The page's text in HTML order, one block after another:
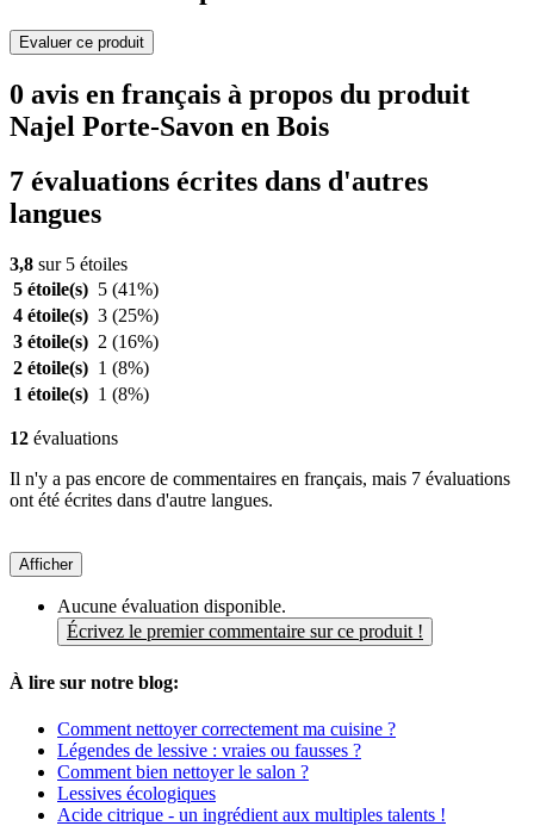
Evaluer ce produit
0 avis en français à propos du produit
Najel Porte-Savon en Bois
7 évaluations écrites dans d'autres
langues
3,8 sur 5 étoiles
5 étoile(s) 5 (41%)
4 étoile(s) 3 (25%)
3 étoile(s) 2 (16%)
2 étoile(s) 1 (8%)
1 étoile(s) 1 (8%)
12 évaluations
Il n'y a pas encore de commentaires en français, mais 7 évaluations
ont été écrites dans d'autre langues.
Afficher
Aucune évaluation disponible.
Écrivez le premier commentaire sur ce produit !
À lire sur notre blog:
Comment nettoyer correctement ma cuisine ?
Légendes de lessive : vraies ou fausses ?
Comment bien nettoyer le salon ?
Lessives écologiques
Acide citrique - un ingrédient aux multiples talents !